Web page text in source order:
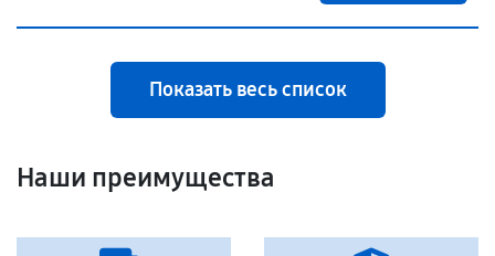
Показать весь список
Наши преимущества